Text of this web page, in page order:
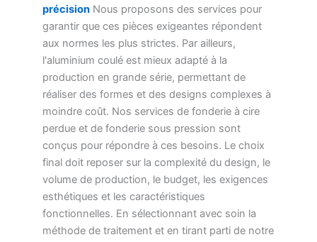
précision Nous proposons des services pour
garantir que ces pièces exigeantes répondent
aux normes les plus strictes. Par ailleurs,
l'aluminium coulé est mieux adapté à la
production en grande série, permettant de
réaliser des formes et des designs complexes à
moindre coût. Nos services de fonderie à cire
perdue et de fonderie sous pression sont
conçus pour répondre à ces besoins. Le choix
final doit reposer sur la complexité du design, le
volume de production, le budget, les exigences
esthétiques et les caractéristiques
fonctionnelles. En sélectionnant avec soin la
méthode de traitement et en tirant parti de notre